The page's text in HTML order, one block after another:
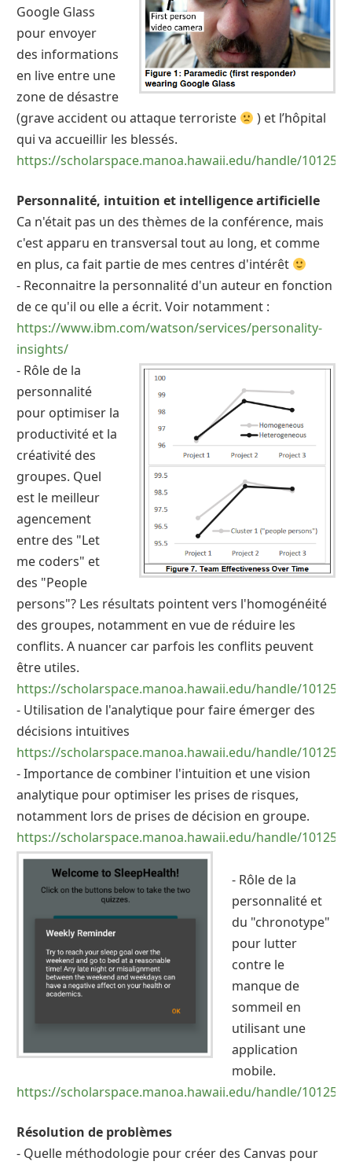
Google Glass
pour envoyer
des informations
en live entre une
zone de désastre
(grave accident ou attaque terroriste
) et l’hôpital
qui va accueillir les blessés.
https://scholarspace.manoa.hawaii.edu/handle/10125/
Personnalité, intuition et intelligence artificielle
Ca n'était pas un des thèmes de la conférence, mais
c'est apparu en transversal tout au long, et comme
en plus, ca fait partie de mes centres d'intérêt
- Reconnaitre la personnalité d'un auteur en fonction
de ce qu'il ou elle a écrit. Voir notamment :
https://www.ibm.com/watson/services/personality-
insights/
- Rôle de la
personnalité
pour optimiser la
productivité et la
créativité des
groupes. Quel
est le meilleur
agencement
entre des "Let
me coders" et
des "People
persons"? Les résultats pointent vers l'homogénéité
des groupes, notamment en vue de réduire les
conflits. A nuancer car parfois les conflits peuvent
être utiles.
https://scholarspace.manoa.hawaii.edu/handle/10125/
- Utilisation de l'analytique pour faire émerger des
décisions intuitives
https://scholarspace.manoa.hawaii.edu/handle/10125/
- Importance de combiner l'intuition et une vision
analytique pour optimiser les prises de risques,
notamment lors de prises de décision en groupe.
https://scholarspace.manoa.hawaii.edu/handle/10125/
- Rôle de la
personnalité et
du "chronotype"
pour lutter
contre le
manque de
sommeil en
utilisant une
application
mobile.
https://scholarspace.manoa.hawaii.edu/handle/10125/
Résolution de problèmes
- Quelle méthodologie pour créer des Canvas pour